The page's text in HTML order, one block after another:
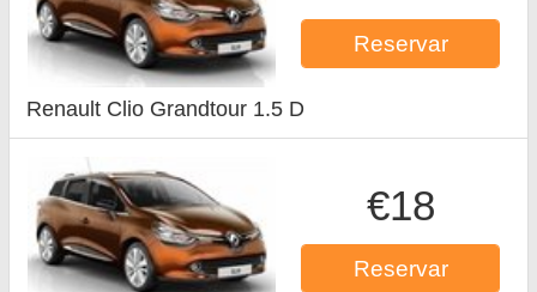
Reservar
Renault Clio Grandtour 1.5 D
€18
Reservar